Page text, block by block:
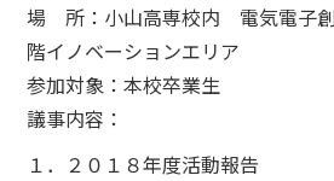
場 所：小山高専校内 電気電子
階イノベーションエリア
参加対象：本校卒業生
議事内容：
１．２０１８年度活動報告